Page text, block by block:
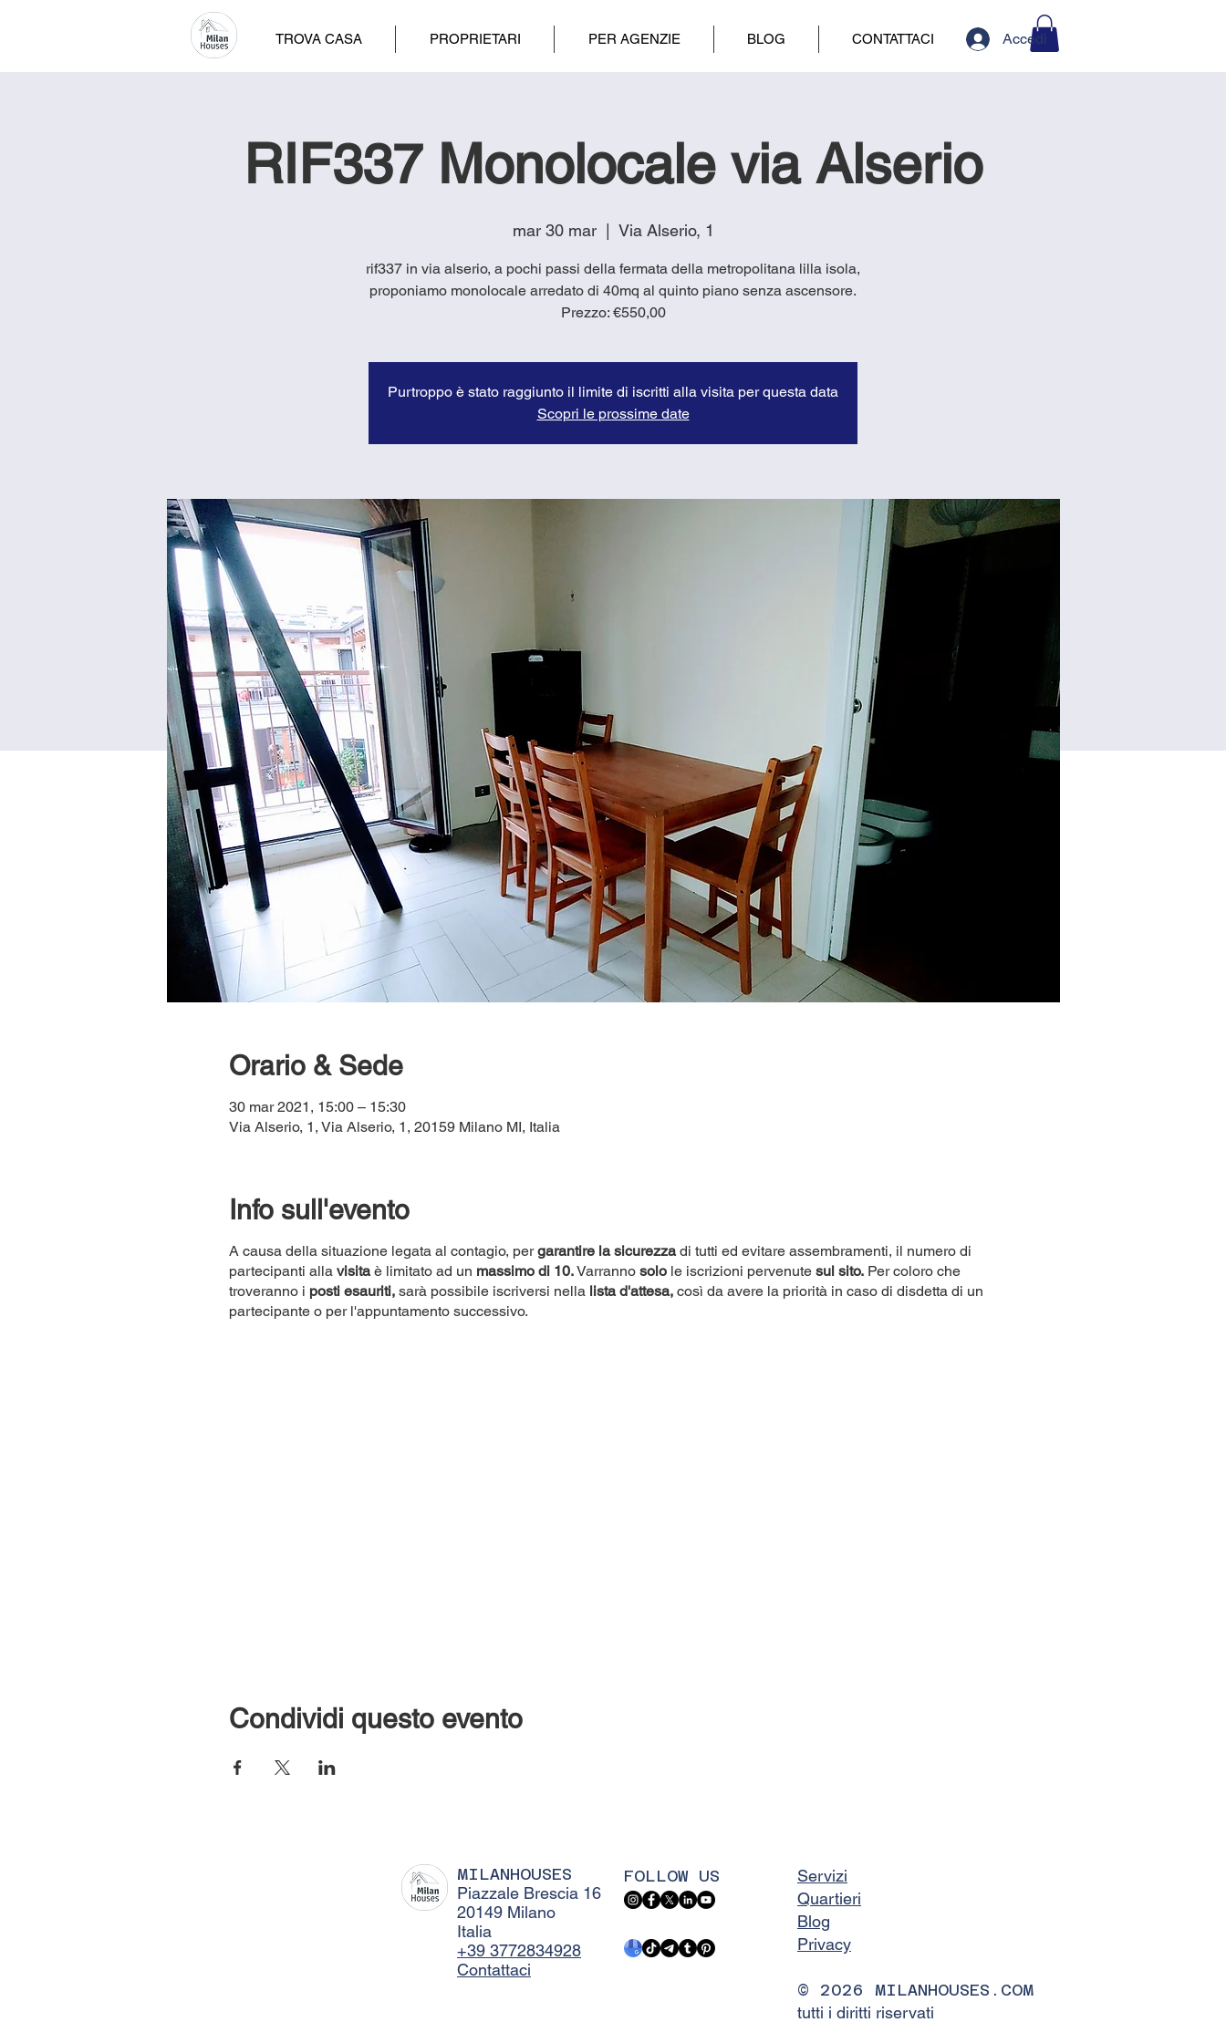
TROVA CASA PROPRIETARI PER AGENZIE BLOG CONTATTACI Accedi
RIF337 Monolocale via Alserio
mar 30 mar
  |
Via Alserio, 1
rif337 in via alserio, a pochi passi della fermata della metropolitana lilla isola,
proponiamo monolocale arredato di 40mq al quinto piano senza ascensore.
Prezzo: €550,00
Purtroppo è stato raggiunto il limite di iscritti alla visita per questa data
Scopri le prossime date
Orario & Sede
30 mar 2021, 15:00 – 15:30
Via Alserio, 1, Via Alserio, 1, 20159 Milano MI, Italia
Info sull'evento
A causa della situazione legata al contagio, pergarantire la sicurezzadi tutti ed evitare assembramenti, il numero di
partecipanti alla visitaè limitato ad un massimo di 10.Varranno solole iscrizioni pervenute sul sito.Per coloro che
troveranno i posti esauriti,sarà possibile iscriversi nella lista d'attesa,così da avere la priorità in caso di disdetta di un
partecipante o per l'appuntamento successivo.
Condividi questo evento
MILANHOUSES
Piazzale Brescia 16
20149 Milano
Italia
+39 3772834928
Contattaci
FOLLOW US
Servizi
Quartieri
Blog
Privacy
© 2026 MILANHOUSES.COM
tutti i diritti riservati